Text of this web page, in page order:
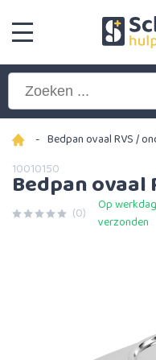
- Bedpan ovaal RVS /
10010150
Bedpan ovaal
(0)
Op
verzonden